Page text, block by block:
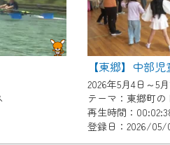
2026年5月4日～5
テーマ：東郷町の
再生時間：
登録日：2026/05/
ス中」になり、ご利用いた
お願いいたします。